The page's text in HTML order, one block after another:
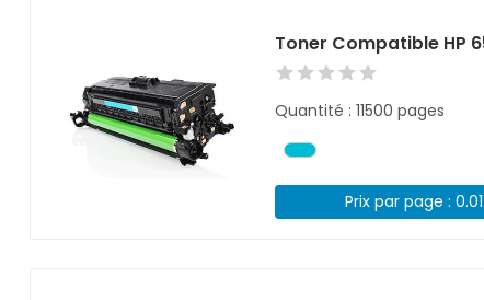
Toner Compatible HP
Quantité : 11500 pages
Prix par page :